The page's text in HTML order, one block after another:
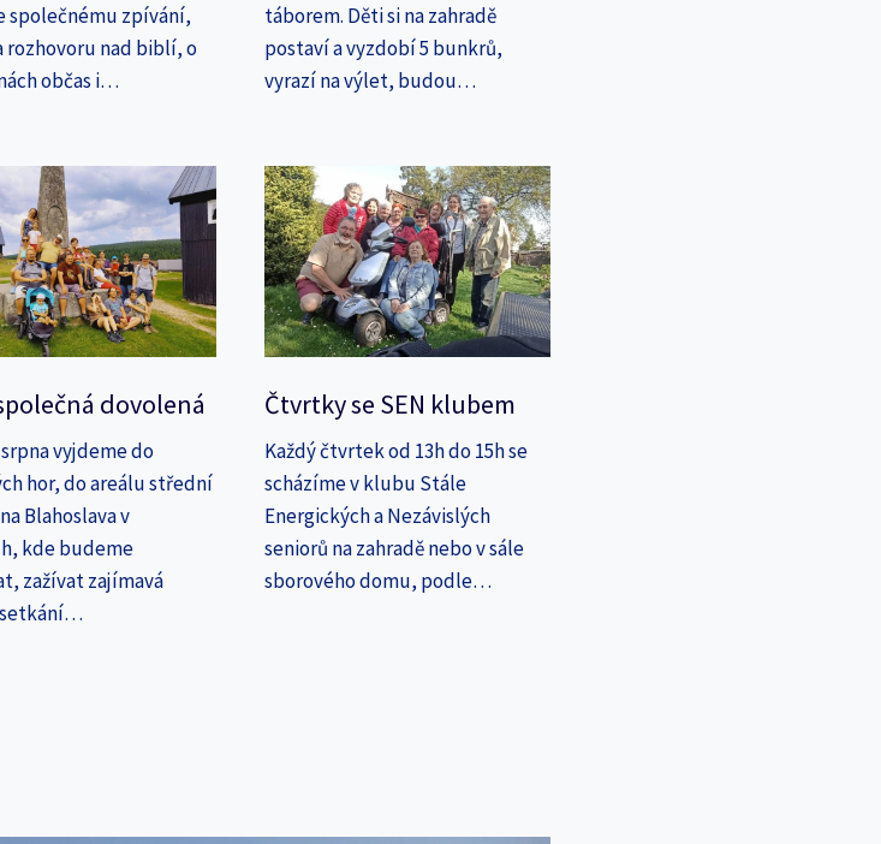
společnému zpívání,
rozhovoru nad biblí, o
občas i…
táborem. Děti si na zahradě
postaví a vyzdobí 5 bunkrů,
vyrazí na výlet, budou…
dovolená
srpna vyjdeme do
hor, do areálu střední
Blahoslava v
kde budeme
zažívat zajímavá
Čtvrtky se SEN klubem
Každý čtvrtek od 13h do 15h se
scházíme v klubu Stále
Energických a Nezávislých
seniorů na zahradě nebo v sále
sborového domu, podle…